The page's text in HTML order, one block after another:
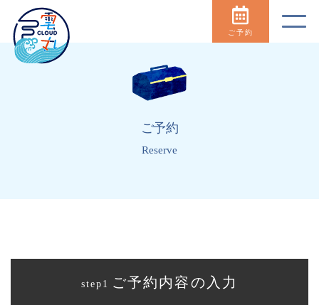
ご予約
ご予約
Reserve
step1 ご予約内容の入力